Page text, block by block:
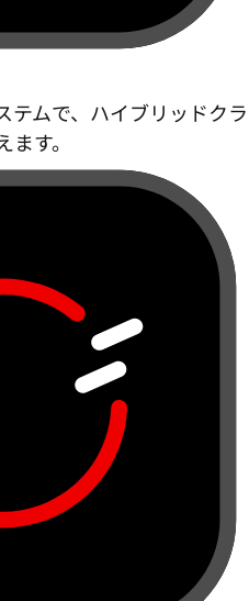
テムで、ハイブリッドクラ
す。